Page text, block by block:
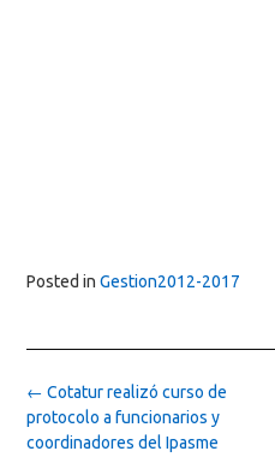
Posted in Gestion2012-2017
Post
navigation
← Cotatur realizó curso de
protocolo a funcionarios y
coordinadores del Ipasme